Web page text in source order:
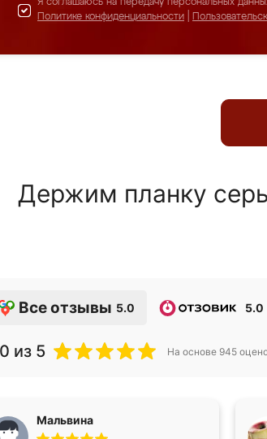
Я соглашаюсь на передачу персональных
Политике конфиденциальности
Держим планку
Все отзывы 5.0 5.0
из 5 На основе 945
Мальвина